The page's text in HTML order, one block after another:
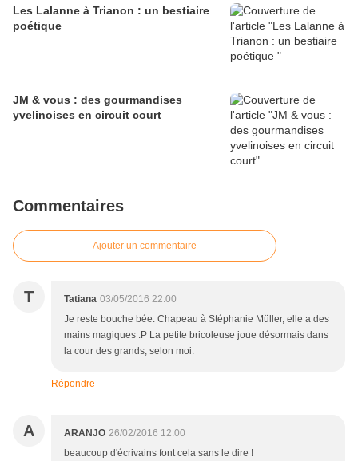
Les Lalanne à Trianon : un bestiaire
poétique
JM & vous : des gourmandises
yvelinoises en circuit court
Commentaires
Ajouter un commentaire
T Tatiana 03/05/2016 22:00
Je reste bouche bée. Chapeau à Stéphanie Müller, elle a des
mains magiques :P La petite bricoleuse joue désormais dans
la cour des grands, selon moi.
Répondre
A ARANJO 26/02/2016 12:00
beaucoup d'écrivains font cela sans le dire !